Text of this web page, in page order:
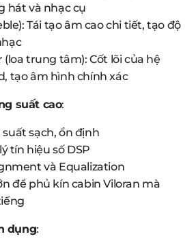
hát và nhạc cụ
Tái tạo âm cao chi tiết, tạo độ
(loa trung tâm): Cốt lõi của hệ
tạo âm hình chính xác
suất cao:
sạch, ổn định
tín hiệu số DSP
và Equalization
để phủ kín cabin Viloran mà
dụng: